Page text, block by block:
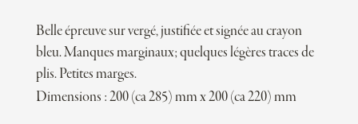
Belle épreuve sur vergé, justifiée et signée au crayon
bleu. Manques marginaux; quelques légères traces de
plis. Petites marges.
Dimensions : 200 (ca 285) mm x 200 (ca 220) mm